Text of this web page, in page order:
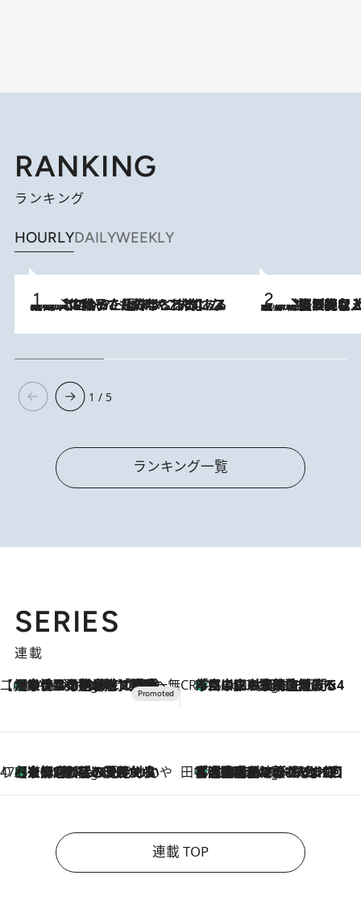
RANKING
ランキング
HOURLYDAILYWEEKLY
2026.8.5
【阿川佐和子さんの年とる力】なぜ70代で始めた趣味は“こんなに楽しい”のか？ ピアノ、俳句…スランプに陥っても続けられる“ある秘訣”とは 2026.8.5
【なぜ吉沢亮は「気配を消せる」のか？】興行収入208億の『国宝』を経て挑むミュージカル『ディア・エヴァン・ハンセン』。トップ俳優が舞台上でさらけ出した“孤独”とは
1 / 5
ランキング一覧
SERIES
連載
【CREA×星野リゾート】唯一無二。癒しと発見が待つ場所へ
2 Hours Ago
【トンボの足水浴】ヒノキの香りに包まれて涼感マックス！約13℃の湧水かけ流しを避暑地「星野温泉 トンボの湯」で体験 CREA'S CHOICE
4 Hours Ago
「立川にも歌舞伎があるんだよ」 片岡仁左衛門・市川中車ら豪華座組みで4年目の立川立飛歌舞伎へ
47都道府県の手みやげ ひんやりスイーツで夏を満喫
4 Hours Ago
【京都府】この夏絶対食べたい 冷やしておいしいおやつ3選 ひと口目から心を掴む新緑のテリーヌ 田中稲の勝手に再ブーム
9 Hours Ago
「湘南乃風に憧れて」観客大盛上がりの“タオル回し”に、ラッパー顔負けの高速歌唱まで…さだまさし（74）のアグレッシブすぎる現在地
連載 TOP